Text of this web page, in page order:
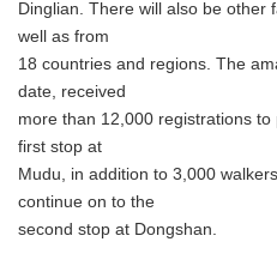
Dinglian. There will also be other
well as from
18 countries and regions. The
date, received
more than 12,000 registrations
first stop at
Mudu, in addition to 3,000
continue on to the
second stop at Dongshan.